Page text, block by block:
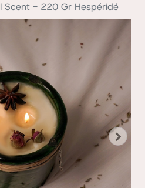
Scent - 220 Gr Hespéridé